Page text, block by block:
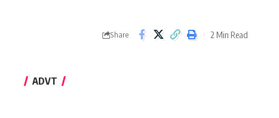
Share 2 Min Read
ADVT